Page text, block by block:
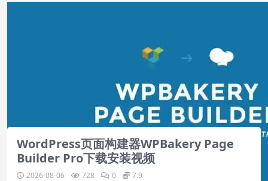
WPBakery Page Builder安装使用-第1集
(共1集)
WordPress页面构建器WPBakery Page
Builder Pro下载安装视频
2026-08-06 728 0 7.9